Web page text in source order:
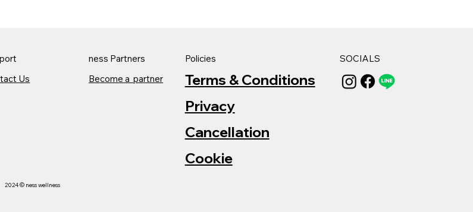
2024© ness wellness
Us
ness Partners
Become a partner
Policies
Terms & Conditions
Privacy
Cancellation
Cookie
SOCIALS